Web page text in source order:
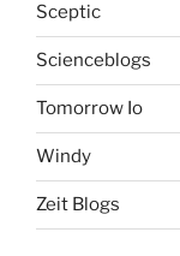
Sceptic
Scienceblogs
Tomorrow Io
Windy
Zeit Blogs